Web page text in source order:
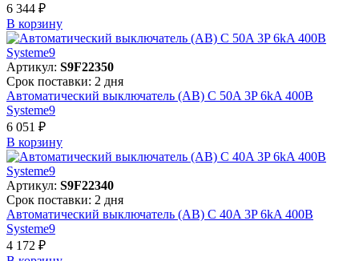
6 344 ₽
В корзинy
Артикул: S9F22350
Срок поставки: 2 дня
Автоматический выключатель (АВ) C 50A 3P 6kA 400В
Systeme9
6 051 ₽
В корзинy
Артикул: S9F22340
Срок поставки: 2 дня
Автоматический выключатель (АВ) C 40A 3P 6kA 400В
Systeme9
4 172 ₽